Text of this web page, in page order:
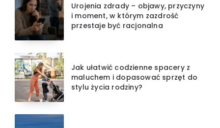
Urojenia zdrady – objawy, przyczyny
i moment, w którym zazdrość
przestaje być racjonalna
Jak ułatwić codzienne spacery z
maluchem i dopasować sprzęt do
stylu życia rodziny?